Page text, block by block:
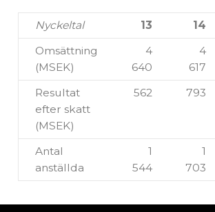
Nyckeltal 13 14
Omsättning
(MSEK)
4
640
4
617
Resultat
efter skatt
(MSEK)
562 793
Antal
anställda
1
544
1
703